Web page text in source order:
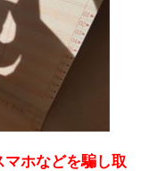
マホなどを騙し取